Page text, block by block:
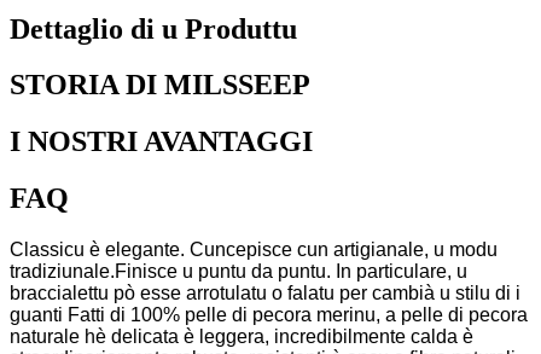
Dettaglio di u Produttu
STORIA DI MILSSEEP
I NOSTRI AVANTAGGI
FAQ
Classicu è elegante. Cuncepisce cun artigianale, u modu
tradiziunale.Finisce u puntu da puntu. In particulare, u
braccialettu pò esse arrotulatu o falatu per cambià u stilu di i
guanti Fatti di 100% pelle di pecora merinu, a pelle di pecora
naturale hè delicata è leggera, incredibilmente calda è